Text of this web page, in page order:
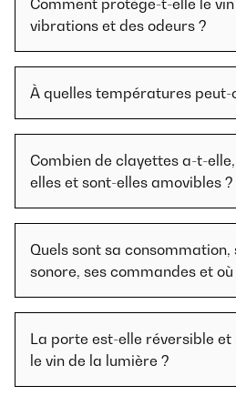
Comment protège-t-elle le
vibrations et des odeurs ?
À quelles températures peut-
Combien de clayettes a-t-
elles et sont-elles amovibles ?
Quels sont sa consommation,
sonore, ses commandes et
La porte est-elle réversible
le vin de la lumière ?